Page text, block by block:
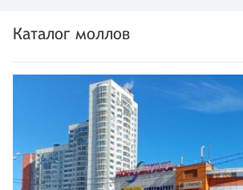
Каталог моллов